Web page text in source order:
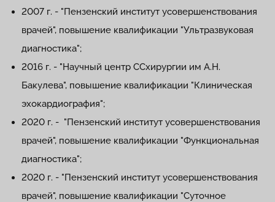
2007 г. - "Пензенский институт усовершенствования
врачей", повышение квалификации "Ультразвуковая
диагностика";
2016 г. - "Научный центр ССхирургии им А.Н.
Бакулева", повышение квалификации "Клиническая
эхокардиография";
2020 г. - "Пензенский институт усовершенствования
врачей", повышение квалификации "Функциональная
диагностика";
2020 г. - "Пензенский институт усовершенствования
врачей", повышение квалификации "Суточное